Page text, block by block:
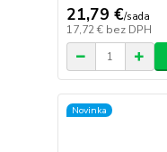
21,79 €/sada
17,72 € bez DPH
Novinka